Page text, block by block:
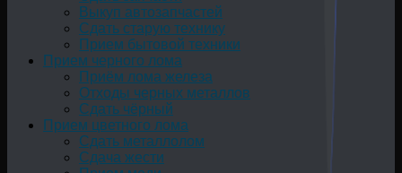
Выкуп автозапчастей
Сдать старую технику
Прием бытовой техники
Прием черного лома
Приём лома железа
Отходы черных металлов
Сдать чёрный
Прием цветного лома
Сдать металлолом
Сдача жести